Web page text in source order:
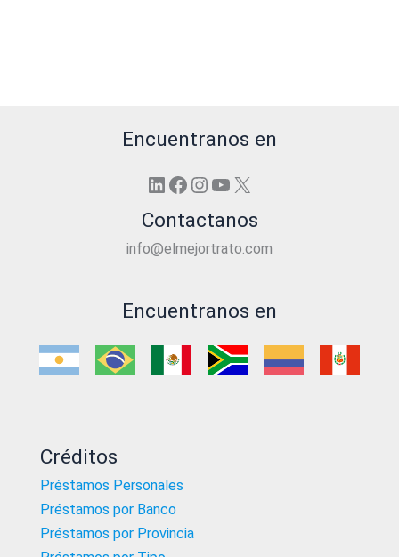
Encuentranos en
LinkedIn
Facebook
Instagram
YouTube
X
Contactanos
info@elmejortrato.com
Encuentranos en
Créditos
Préstamos Personales
Préstamos por Banco
Préstamos por Provincia